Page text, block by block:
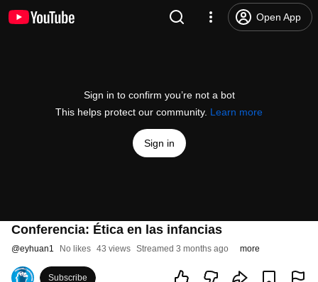
Open App
Sign in to confirm you’re not a bot
This helps protect our community. Learn more
Sign in
Conferencia: Ética en las infancias
@eyhuan1 No likes 43 views Streamed 3 months ago more
Subscribe